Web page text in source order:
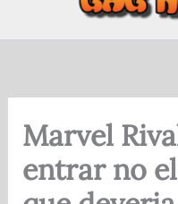
Marvel
entrar no